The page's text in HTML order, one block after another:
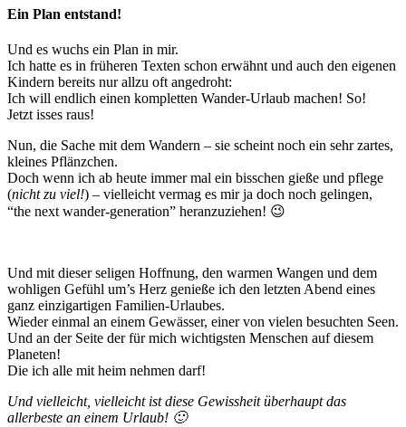
Ein Plan entstand!
Und es wuchs ein Plan in mir.
Ich hatte es in früheren Texten schon erwähnt und auch den eigenen
Kindern bereits nur allzu oft angedroht:
Ich will endlich einen kompletten Wander-Urlaub machen! So!
Jetzt isses raus!
Nun, die Sache mit dem Wandern – sie scheint noch ein sehr zartes,
kleines Pflänzchen.
Doch wenn ich ab heute immer mal ein bisschen gieße und pflege
(nicht zu viel!) – vielleicht vermag es mir ja doch noch gelingen,
“the next wander-generation” heranzuziehen! 😉
Und mit dieser seligen Hoffnung, den warmen Wangen und dem
wohligen Gefühl um’s Herz genieße ich den letzten Abend eines
ganz einzigartigen Familien-Urlaubes.
Wieder einmal an einem Gewässer, einer von vielen besuchten Seen.
Und an der Seite der für mich wichtigsten Menschen auf diesem
Planeten!
Die ich alle mit heim nehmen darf!
Und vielleicht, vielleicht ist diese Gewissheit überhaupt das
allerbeste an einem Urlaub! 🙂